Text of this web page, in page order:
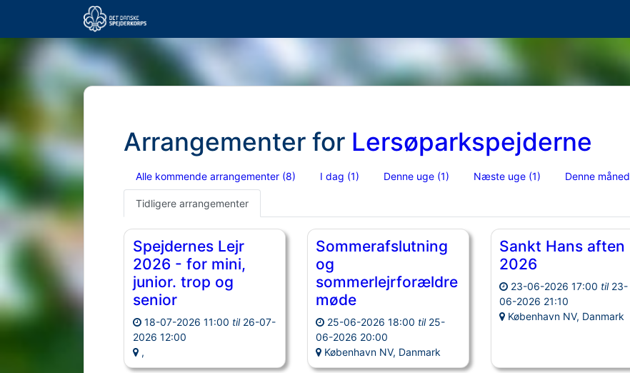
Arrangementer for Lersøparkspejderne
Alle kommende arrangementer (8) I dag (1) Denne uge (1) Næste uge (1) Denne måned
Tidligere arrangementer
Spejdernes Lejr
2026 - for mini,
junior. trop og
senior
18-07-2026 11:00 til 26-07-
2026 12:00
,
Sommerafslutning
og
sommerlejrforældre
møde
25-06-2026 18:00 til 25-
06-2026 20:00
København NV, Danmark
Sankt Hans aften
2026
23-06-2026 17:00 til 23-
06-2026 21:10
København NV, Danmark